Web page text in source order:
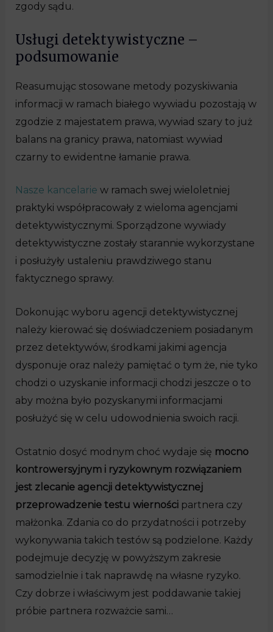
zgody sądu.
Usługi detektywistyczne –
podsumowanie
Reasumując stosowane metody pozyskiwania
informacji w ramach białego wywiadu pozostają w
zgodzie z majestatem prawa, wywiad szary to już
balans na granicy prawa, natomiast wywiad
czarny to ewidentne łamanie prawa.
Nasze kancelarie w ramach swej wieloletniej
praktyki współpracowały z wieloma agencjami
detektywistycznymi. Sporządzone wywiady
detektywistyczne zostały starannie wykorzystane
i posłużyły ustaleniu prawdziwego stanu
faktycznego sprawy.
Dokonując wyboru agencji detektywistycznej
należy kierować się doświadczeniem posiadanym
przez detektywów, środkami jakimi agencja
dysponuje oraz należy pamiętać o tym że, nie tyko
chodzi o uzyskanie informacji chodzi jeszcze o to
aby można było pozyskanymi informacjami
posłużyć się w celu udowodnienia swoich racji.
Ostatnio dosyć modnym choć wydaje się mocno
kontrowersyjnym i ryzykownym rozwiązaniem
jest zlecanie agencji detektywistycznej
przeprowadzenie testu wiernościpartnera czy
małżonka. Zdania co do przydatności i potrzeby
wykonywania takich testów są podzielone. Każdy
podejmuje decyzję w powyższym zakresie
samodzielnie i tak naprawdę na własne ryzyko.
Czy dobrze i właściwym jest poddawanie takiej
próbie partnera rozważcie sami…